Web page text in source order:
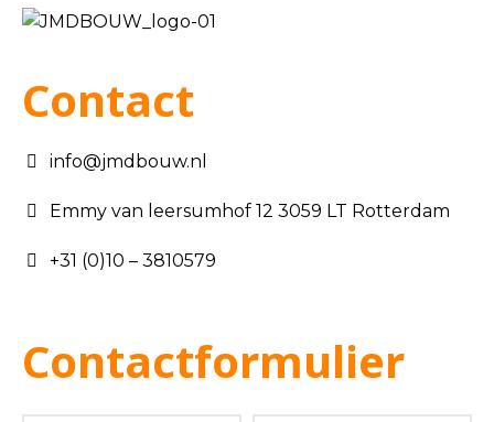
Contact
info@jmdbouw.nl
Emmy van leersumhof 12 3059 LT Rotterdam
+31 (0)10 – 3810579
Contactformulier